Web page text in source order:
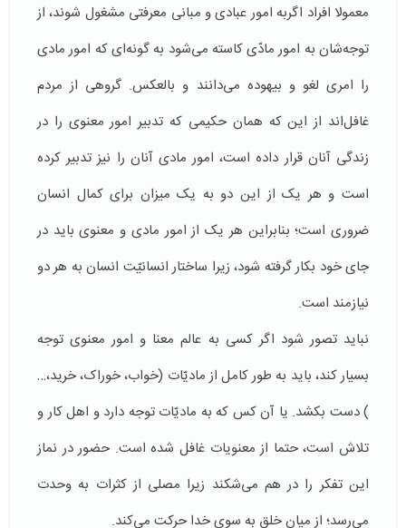
معمولا افراد اگربه امور عبادی و مبانی معرفتی مشغول شوند، از
توجه‌شان به امور مادّی كاسته می‌شود به گونه‌ای كه امور مادی
را امری لغو و بیهوده می‌دانند و بالعكس. گروهی از مردم
غافل‌اند از این که همان حكیمی که تدبیر امور معنوی را در
زندگی آنان قرار داده است، امور مادی آنان را نیز تدبیر کرده
است و هر یک از این دو به یک میزان برای كمال انسان
ضروری است؛ بنابراین هر یک از امور مادی و معنوی باید در
جای خود بکار گرفته شود، زیرا ساختار انسانیّت انسان به هر دو
نیازمند است.
نباید تصور شود اگر كسی به عالم معنا و امور معنوی توجه
بسیار كند، باید به طور کامل از مادیّات (خواب، خوراک، خرید،…
) دست بکشد. یا آن كس كه به مادیّات توجه دارد و اهل كار و
تلاش است، حتما از معنویات غافل شده است. حضور در نماز
این تفكر را در هم می‌شكند زیرا مصلی از كثرات به وحدت
می‌رسد؛ از میان خلق به سوی خدا حركت می‌كند.